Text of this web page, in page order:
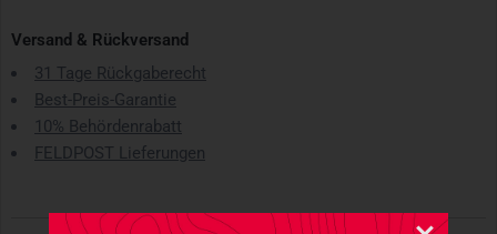
Versand & Rückversand
31 Tage Rückgaberecht
Best-Preis-Garantie
10% Behördenrabatt
FELDPOST Lieferungen